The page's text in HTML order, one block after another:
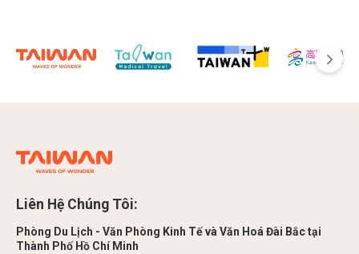
Liên Hệ Chúng Tôi:
Phòng Du Lịch - Văn Phòng Kinh Tế và Văn Hoá Đài Bắc tại
Thành Phố Hồ Chí Minh